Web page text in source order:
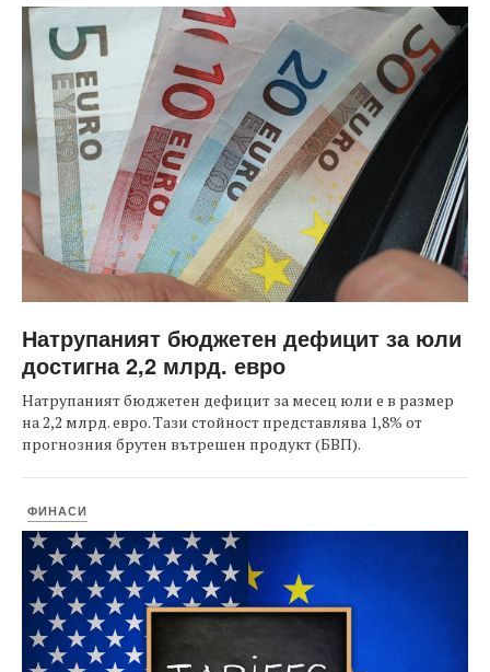
Натрупаният бюджетен дефицит за юли
достигна 2,2 млрд. евро
Натрупаният бюджетен дефицит за месец юли е в размер
на 2,2 млрд. евро. Тази стойност представлява 1,8% от
прогнозния брутен вътрешен продукт (БВП).
ФИНАСИ